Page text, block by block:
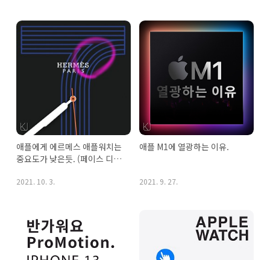
애플에게 에르메스 애플워치는
중요도가 낮은듯. (페이스 디자
2021. 10. 3.
애플 M1에 열광하는 이유.
2021. 9. 27.